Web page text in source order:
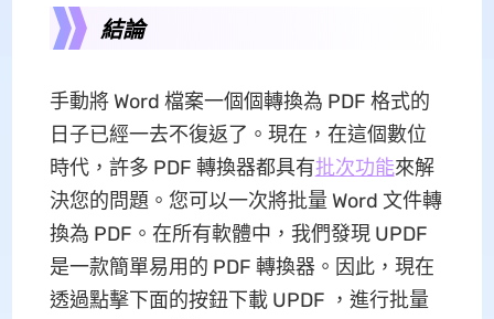
結論
手動將 Word 檔案一個個轉換為 PDF 格式的
日子已經一去不復返了。現在，在這個數位
時代，許多 PDF 轉換器都具有批次功能來解
決您的問題。您可以一次將批量 Word 文件轉
換為 PDF。在所有軟體中，我們發現 UPDF
是一款簡單易用的 PDF 轉換器。因此，現在
透過點擊下面的按鈕下載 UPDF ，進行批量